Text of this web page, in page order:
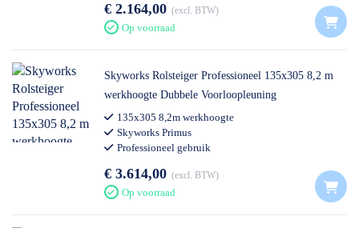
€ 2.164,00 excl. BTW
Op voorraad
Skyworks Rolsteiger Professioneel 135x305 8,2 m
werkhoogte Dubbele Voorloopleuning
135x305 8,2m werkhoogte
Skyworks Primus
Professioneel gebruik
€ 3.614,00 excl. BTW
Op voorraad